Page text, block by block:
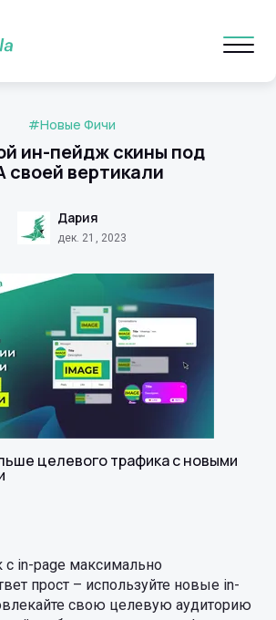
ин-пейдж скины под
своей вертикали
#Новые Фичи
Дария
дек. 21, 2023
целевого трафика с новыми
с in-page максимально
прост – используйте новые in-
свою целевую аудиторию